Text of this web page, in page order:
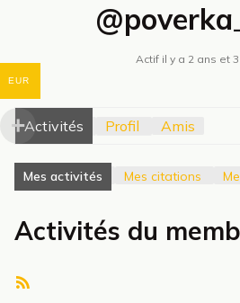
Actif il y a 2 ans et
Activités Profil Amis
Mes activités Mes citations
Activités du
EUR